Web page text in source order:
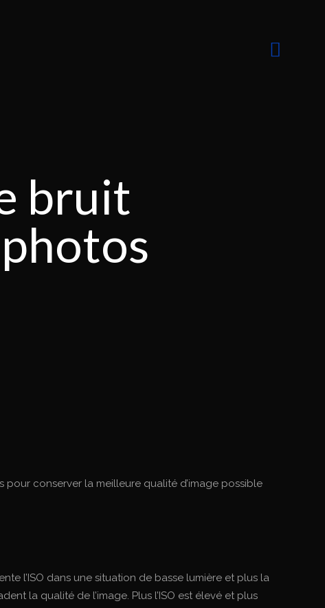
bruit
pour conserver la meilleure qualité d’image possible
l’ISO dans une situation de basse lumière et plus la
la qualité de l’image. Plus l’ISO est élevé et plus